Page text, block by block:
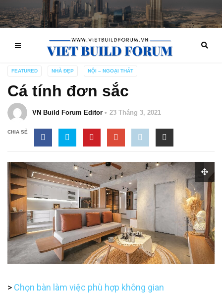
FEATURED NHÀ ĐẸP NỘI – NGOẠI THẤT
Cá tính đơn sắc
VN Build Forum Editor 23 Tháng 3, 2021
CHIA SẺ
> Chọn bàn làm việc phù hợp không gian